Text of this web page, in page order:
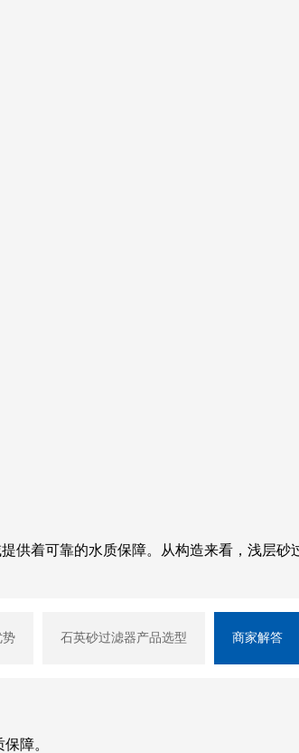
着可靠的水质保障。从构造来看，浅层
势 石英砂过滤器产品选型 商家解答
障。